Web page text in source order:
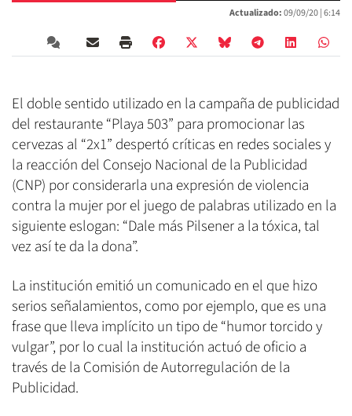
Actualizado:09/09/20 |6:14
El doble sentido utilizado en la campaña de publicidad
del restaurante “Playa 503” para promocionar las
cervezas al “2x1” despertó críticas en redes sociales y
la reacción del Consejo Nacional de la Publicidad
(CNP) por considerarla una expresión de violencia
contra la mujer por el juego de palabras utilizado en la
siguiente eslogan: “Dale más Pilsener a la tóxica, tal
vez así te da la dona”.
La institución emitió un comunicado en el que hizo
serios señalamientos, como por ejemplo, que es una
frase que lleva implícito un tipo de “humor torcido y
vulgar”, por lo cual la institución actuó de oficio a
través de la Comisión de Autorregulación de la
Publicidad.